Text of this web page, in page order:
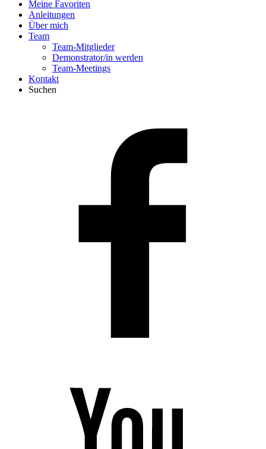
Meine Favoriten
Anleitungen
Über mich
Team
Team-Mitglieder
Demonstrator/in werden
Team-Meetings
Kontakt
Suchen